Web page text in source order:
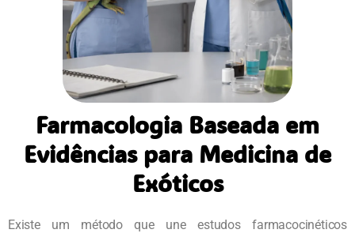
Farmacologia Baseada em
Evidências para Medicina de
Exóticos
Existe um método que une estudos farmacocinéticos